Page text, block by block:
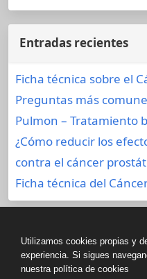
Entradas recientes
Ficha técnica sobre el
Preguntas más
Pulmon – Tratamiento
¿Cómo reducir los
contra el cáncer
Ficha técnica del
aviso-legal
Utilizamos cookies propias y
experiencia. Si sigues
nuestra política de cookies